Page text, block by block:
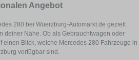
Angebot
280 bei Wuerzburg-Automarkt.de gezielt
deiner Nähe. Ob als Gebrauchtwagen oder
einen Blick, welche Mercedes 280 Fahrzeuge in
verfügbar sind.